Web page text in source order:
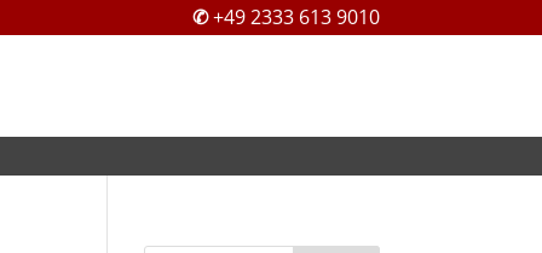
✆ +49 2333 613 9010